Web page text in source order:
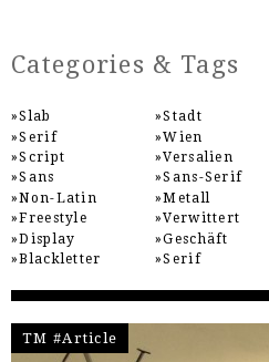
Categories & Tags
Slab
Serif
Script
Sans
Non-Latin
Freestyle
Display
Blackletter
Stadt
Wien
Versalien
Sans-Serif
Metall
Verwittert
Geschäft
Serif
TM #Article